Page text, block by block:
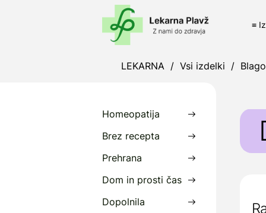
≡
LEKARNA / Vsi izdelki /
Homeopatija
Brez recepta
Prehrana
Dom in prosti čas
Dopolnila